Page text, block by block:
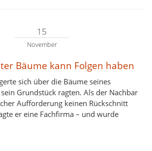
15
November
Bäume kann Folgen haben
sich über die Bäume seines
Grundstück ragten. Als der Nachbar
Aufforderung keinen Rückschnitt
er eine Fachfirma – und wurde